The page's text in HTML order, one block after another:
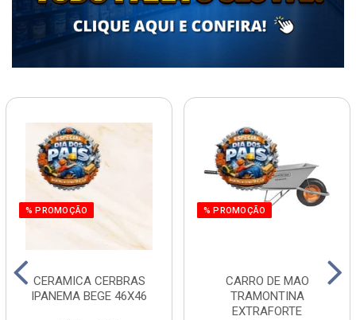
% PROMOÇÃO
CERAMICA CERBRAS
IPANEMA BEGE 46X46
% PROMOÇÃO
CARRO DE MAO
TRAMONTINA
EXTRAFORTE